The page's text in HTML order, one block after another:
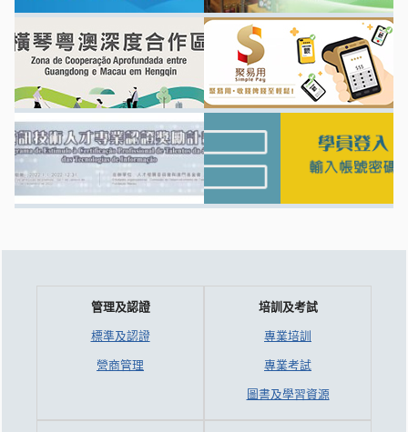
管理及認證
標準及認證
營商管理
培訓及考試
專業培訓
專業考試
圖書及學習資源